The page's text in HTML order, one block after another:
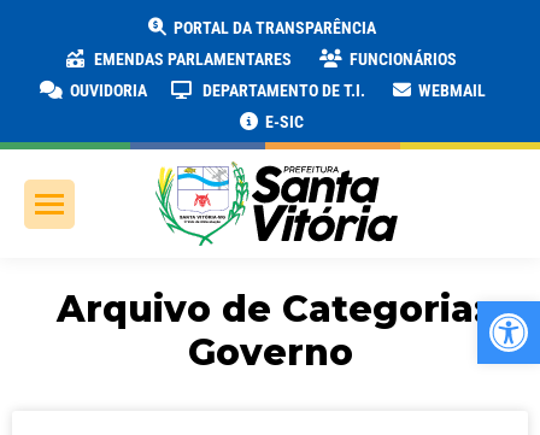
PORTAL DA TRANSPARÊNCIA
EMENDAS PARLAMENTARES
FUNCIONÁRIOS
OUVIDORIA
DEPARTAMENTO DE T.I.
WEBMAIL
E-SIC
Arquivo de Categoria:
Governo